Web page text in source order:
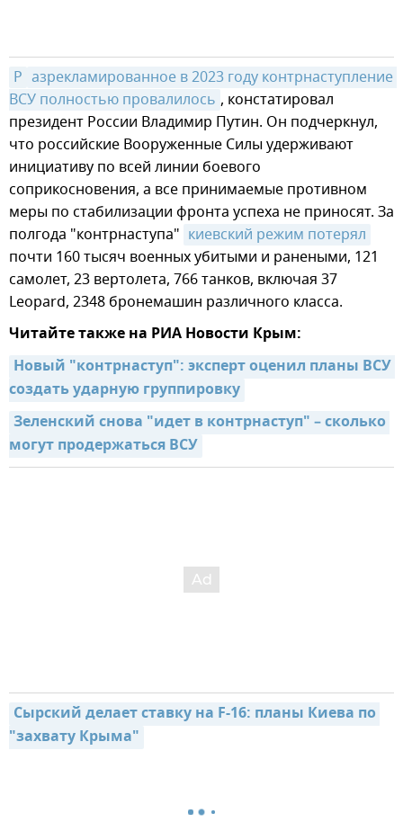
Р азрекламированное в 2023 году контрнаступление
ВСУ полностью провалилось , констатировал
президент России Владимир Путин. Он подчеркнул,
что российские Вооруженные Силы удерживают
инициативу по всей линии боевого
соприкосновения, а все принимаемые противном
меры по стабилизации фронта успеха не приносят. За
полгода "контрнаступа" киевский режим потерял
почти 160 тысяч военных убитыми и ранеными, 121
самолет, 23 вертолета, 766 танков, включая 37
Leopard, 2348 бронемашин различного класса.
Читайте также на РИА Новости Крым:
Новый "контрнаступ": эксперт оценил планы ВСУ
создать ударную группировку
Зеленский снова "идет в контрнаступ" – сколько
могут продержаться ВСУ
Сырский делает ставку на F-16: планы Киева по
"захвату Крыма"